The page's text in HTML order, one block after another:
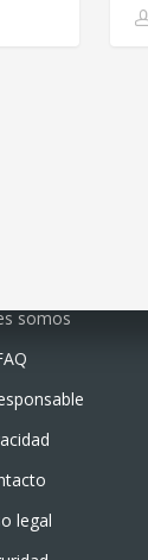
somos
legal